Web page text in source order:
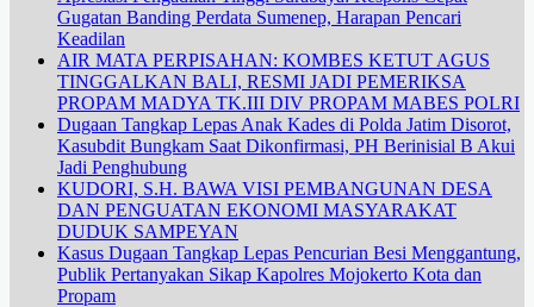
Gugatan Banding Perdata Sumenep, Harapan Pencari
Keadilan
AIR MATA PERPISAHAN: KOMBES KETUT AGUS
TINGGALKAN BALI, RESMI JADI PEMERIKSA
PROPAM MADYA TK.III DIV PROPAM MABES POLRI
Dugaan Tangkap Lepas Anak Kades di Polda Jatim Disorot,
Kasubdit Bungkam Saat Dikonfirmasi, PH Berinisial B Akui
Jadi Penghubung
KUDORI, S.H. BAWA VISI PEMBANGUNAN DESA
DAN PENGUATAN EKONOMI MASYARAKAT
DUDUK SAMPEYAN
Kasus Dugaan Tangkap Lepas Pencurian Besi Menggantung,
Publik Pertanyakan Sikap Kapolres Mojokerto Kota dan
Propam